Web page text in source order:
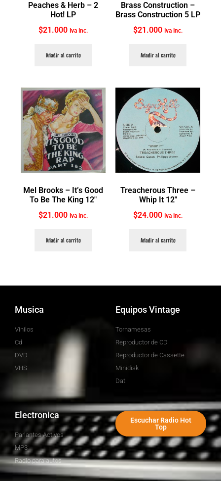
Peaches & Herb ‎– 2
Hot! LP
$21.000 Iva Inc.
Añadir al carrito
Brass Construction ‎–
Brass Construction 5 LP
$21.000 Iva Inc.
Añadir al carrito
Mel Brooks ‎– It’s Good
To Be The King 12″
$21.000 Iva Inc.
Añadir al carrito
Treacherous Three ‎–
Whip It 12″
$24.000 Iva Inc.
Añadir al carrito
Musica
Vinilos
Cd
DVD
VHS
Equipos Vintage
Tornamesas
Reproductor de CD
Reproductor de Cassette
Minidisk
Dat
Electronica
Parlantes Activos
MP3
Radio para autos
Escuchar Radio Hot
Top